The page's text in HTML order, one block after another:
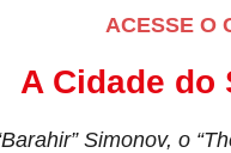
ACESSE O
A Cidade do
Simonov, o